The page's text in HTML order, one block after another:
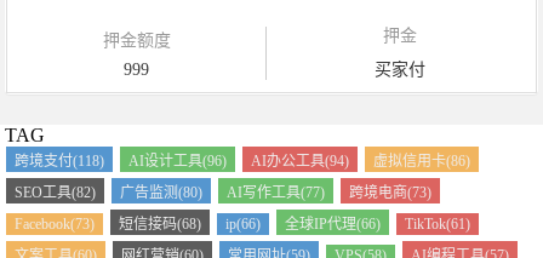
押金额度
999
押金
买家付
TAG
跨境支付(118) AI设计工具(96) AI办公工具(94)
虚拟信用卡(86)
SEO工具(82)
广告监测(80) AI写作工具(77)
跨境电商(73)
Facebook(73)
短信接码(68) ip(66) 全球IP代理(66)
TikTok(61)